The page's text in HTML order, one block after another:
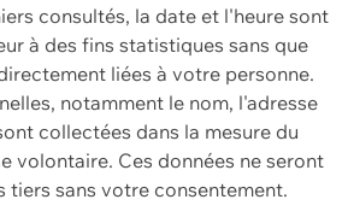
consultés, la date et l'heure sont
à des fins statistiques sans que
liées à votre personne.
notamment le nom, l'adresse
collectées dans la mesure du
volontaire. Ces données ne seront
tiers sans votre consentement.